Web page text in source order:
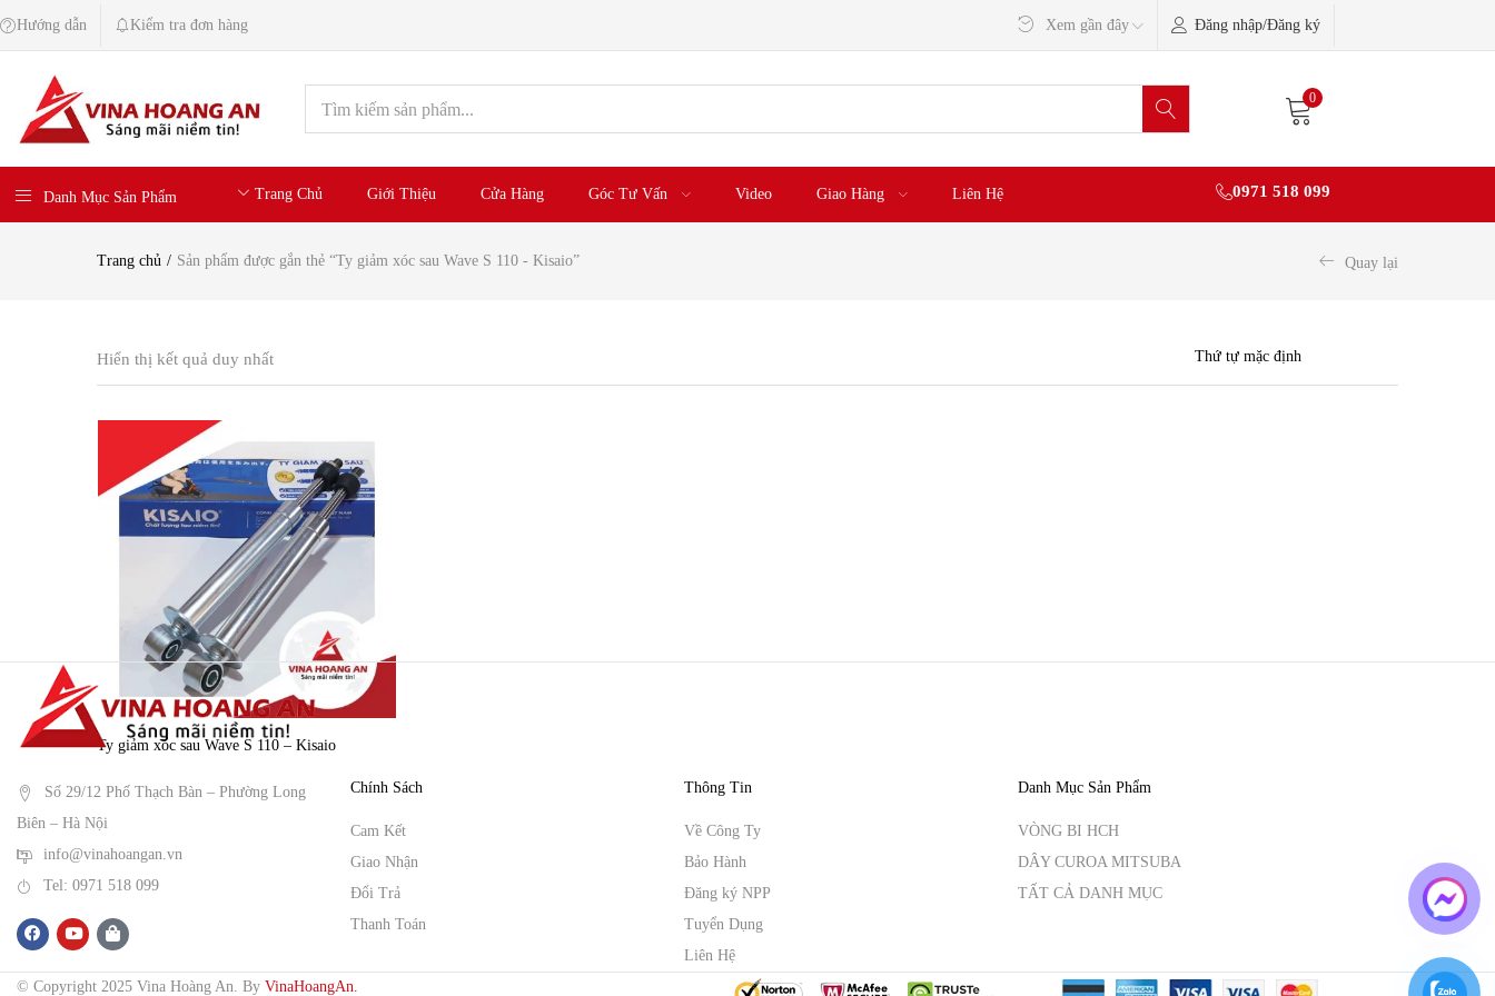
Hướng dẫn Kiểm tra đơn hàng Xem gần đây Đăng nhập/Đăng ký
0
Danh Mục Sản Phẩm Trang Chủ Giới Thiệu Cửa Hàng Góc Tư Vấn Video Giao Hàng Liên Hệ 0971 518 099
Trang chủ Sản phẩm được gắn thẻ “Ty giảm xóc sau Wave S 110 - Kisaio” Quay lại
Hiển thị kết quả duy nhất
Ty giảm xóc sau Wave S 110 – Kisaio
Số 29/12 Phố Thạch Bàn – Phường Long
Biên – Hà Nội
info@vinahoangan.vn
Tel: 0971 518 099
Chính Sách
Cam Kết
Giao Nhận
Đổi Trả
Thanh Toán
Thông Tin
Về Công Ty
Bảo Hành
Đăng ký NPP
Tuyển Dụng
Liên Hệ
Danh Mục Sản Phẩm
VÒNG BI HCH
DÂY CUROA MITSUBA
TẤT CẢ DANH MỤC
© Copyright 2025 Vina Hoàng An. By VinaHoangAn.